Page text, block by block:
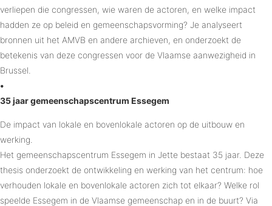
verliepen die congressen, wie waren de actoren, en welke impact
hadden ze op beleid en gemeenschapsvorming? Je analyseert
bronnen uit het AMVB en andere archieven, en onderzoekt de
betekenis van deze congressen voor de Vlaamse aanwezigheid in
Brussel.
•
35 jaar gemeenschapscentrum Essegem
De impact van lokale en bovenlokale actoren op de uitbouw en
werking.
Het gemeenschapscentrum Essegem in Jette bestaat 35 jaar. Deze
thesis onderzoekt de ontwikkeling en werking van het centrum: hoe
verhouden lokale en bovenlokale actoren zich tot elkaar? Welke rol
speelde Essegem in de Vlaamse gemeenschap en in de buurt? Via